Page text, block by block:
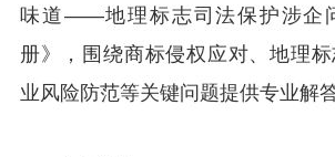
味道——地理标志司法保护涉企
册》，围绕商标侵权应对、地理
业风险防范等关键问题提供专业解答